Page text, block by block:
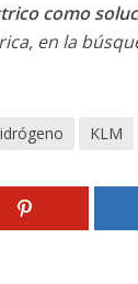
como
en la
KLM